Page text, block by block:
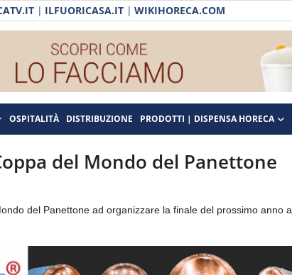
| ILFUORICASA.IT | WIKIHORECA.COM
OSPITALITÀ DISTRIBUZIONE PRODOTTI | DISPENSA HORECA
del Mondo del Panettone
del Panettone ad organizzare la finale del prossimo anno a